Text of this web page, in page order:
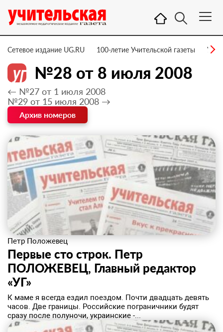
Сетевое издание UG.RU 100-летие Учительской газеты УГ –
№28 от 8 июля 2008
← №27 от 1 июля 2008
№29 от 15 июля 2008 →
Архив номеров
Петр Положевец
Первые сто строк. Петр
ПОЛОЖЕВЕЦ, Главный редактор
«УГ»
К маме я всегда ездил поездом. Почти двадцать девять
часов. Две границы. Российские пограничники будят
сразу после полуночи, украинские -...